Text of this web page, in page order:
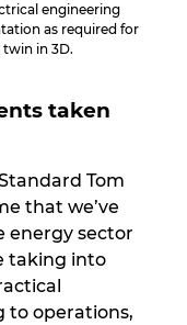
engineering
as required for
in 3D.
taken
Tom
that we’ve
energy sector
taking into
to operations,